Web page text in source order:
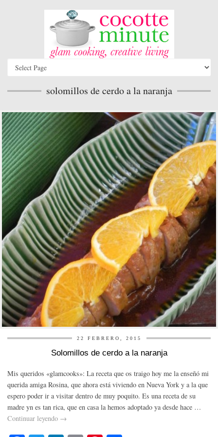
solomillos de cerdo a la naranja
22 FEBRERO, 2015
Solomillos de cerdo a la naranja
Mis queridos «glamcooks»: La receta que os traigo hoy me la enseñó mi
querida amiga Rosina, que ahora está viviendo en Nueva York y a la que
espero poder ir a visitar dentro de muy poquito. Es una receta de su
madre yn es tan rica, que en casa la hemos adoptado ya desde hace …
Continuar leyendo →